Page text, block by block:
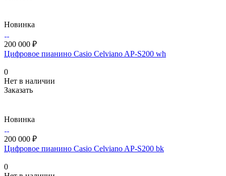
Новинка
200 000 ₽
Цифровое пианино Casio Celviano AP-S200 wh
0
Нет в наличии
Заказать
Новинка
200 000 ₽
Цифровое пианино Casio Celviano AP-S200 bk
0